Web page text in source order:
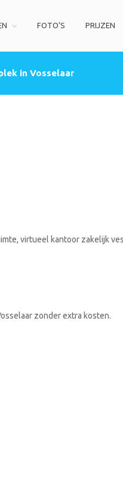
FOTO’S PRIJZEN
in Vosselaar
virtueel kantoor zakelijk
zonder extra kosten.